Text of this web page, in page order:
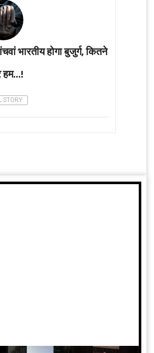
भारतीय होगा बुजुर्ग, कितने
हम...!
STORY